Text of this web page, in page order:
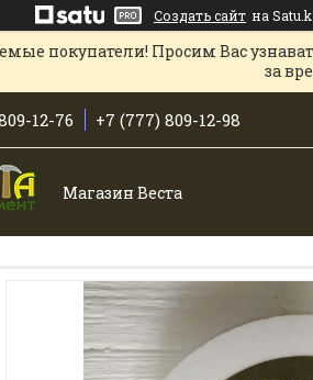
Создать сайт на
покупатели! Просим Вас
за
12-76 +7 (777) 809-12-98
Магазин Веста